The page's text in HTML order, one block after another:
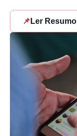
📌 Ler